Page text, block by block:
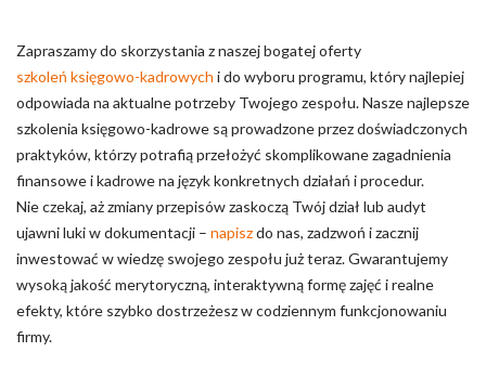
Zapraszamy do skorzystania z naszej bogatej oferty
szkoleń księgowo-kadrowych i do wyboru programu, który najlepiej
odpowiada na aktualne potrzeby Twojego zespołu. Nasze najlepsze
szkolenia księgowo-kadrowe są prowadzone przez doświadczonych
praktyków, którzy potrafią przełożyć skomplikowane zagadnienia
finansowe i kadrowe na język konkretnych działań i procedur.
Nie czekaj, aż zmiany przepisów zaskoczą Twój dział lub audyt
ujawni luki w dokumentacji – napiszdo nas, zadzwoń i zacznij
inwestować w wiedzę swojego zespołu już teraz. Gwarantujemy
wysoką jakość merytoryczną, interaktywną formę zajęć i realne
efekty, które szybko dostrzeżesz w codziennym funkcjonowaniu
firmy.